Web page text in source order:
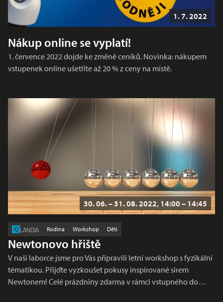
1. 7. 2022
Nákup online se vyplatí!
1. července 2022 dojde ke změně ceníků. Novinka: nákupem
vstupenek online ušetříte až 20 % z ceny na místě.
30. 06. – 31. 08. 2022, 14:00 – 14:45
LANDIA Rodina Workshop Děti
Newtonovo hřiště
V naší laborce jsme pro Vás připravili letní workshop s fyzikální
tématikou. Přijďte vyzkoušet pokusy inspirované sirem
Newtonem! Celé prázdniny zdarma v rámci vstupného do…